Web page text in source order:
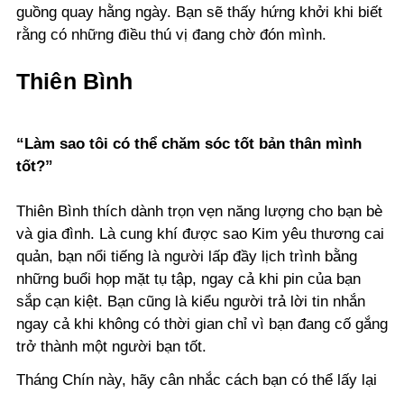
guồng quay hằng ngày. Bạn sẽ thấy hứng khởi khi biết
rằng có những điều thú vị đang chờ đón mình.
Thiên Bình
“Làm sao tôi có thể chăm sóc tốt bản thân mình
tốt?”
Thiên Bình thích dành trọn vẹn năng lượng cho bạn bè
và gia đình. Là cung khí được sao Kim yêu thương cai
quản, bạn nổi tiếng là người lấp đầy lịch trình bằng
những buổi họp mặt tụ tập, ngay cả khi pin của bạn
sắp cạn kiệt. Bạn cũng là kiểu người trả lời tin nhắn
ngay cả khi không có thời gian chỉ vì bạn đang cố gắng
trở thành một người bạn tốt.
Tháng Chín này, hãy cân nhắc cách bạn có thể lấy lại